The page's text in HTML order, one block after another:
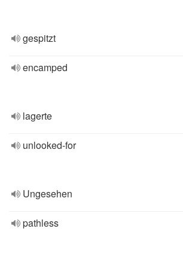
gespitzt
encamped
lagerte
unlooked-for
Ungesehen
pathless